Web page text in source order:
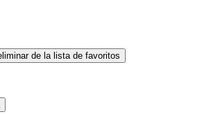
de la lista de favoritos